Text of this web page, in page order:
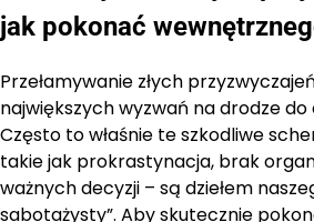
jak pokonać
Przełamywanie złych
największych wyzwań na drodze
Często to właśnie te szkodliwe
takie jak prokrastynacja, brak
ważnych decyzji – są dziełem
sabotażysty”. Aby skutecznie